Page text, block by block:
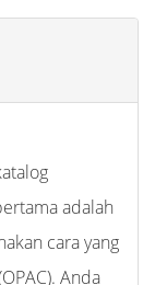
adalah
cara yang
Anda